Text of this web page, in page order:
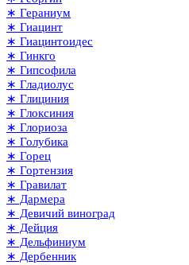
∗ Гераниум
∗ Гиацинт
∗ Гиацинтоидес
∗ Гинкго
∗ Гипсофила
∗ Гладиолус
∗ Глициния
∗ Глоксиния
∗ Глориоза
∗ Голубика
∗ Горец
∗ Гортензия
∗ Гравилат
∗ Дармера
∗ Девичий виноград
∗ Дейция
∗ Дельфиниум
∗ Дербенник